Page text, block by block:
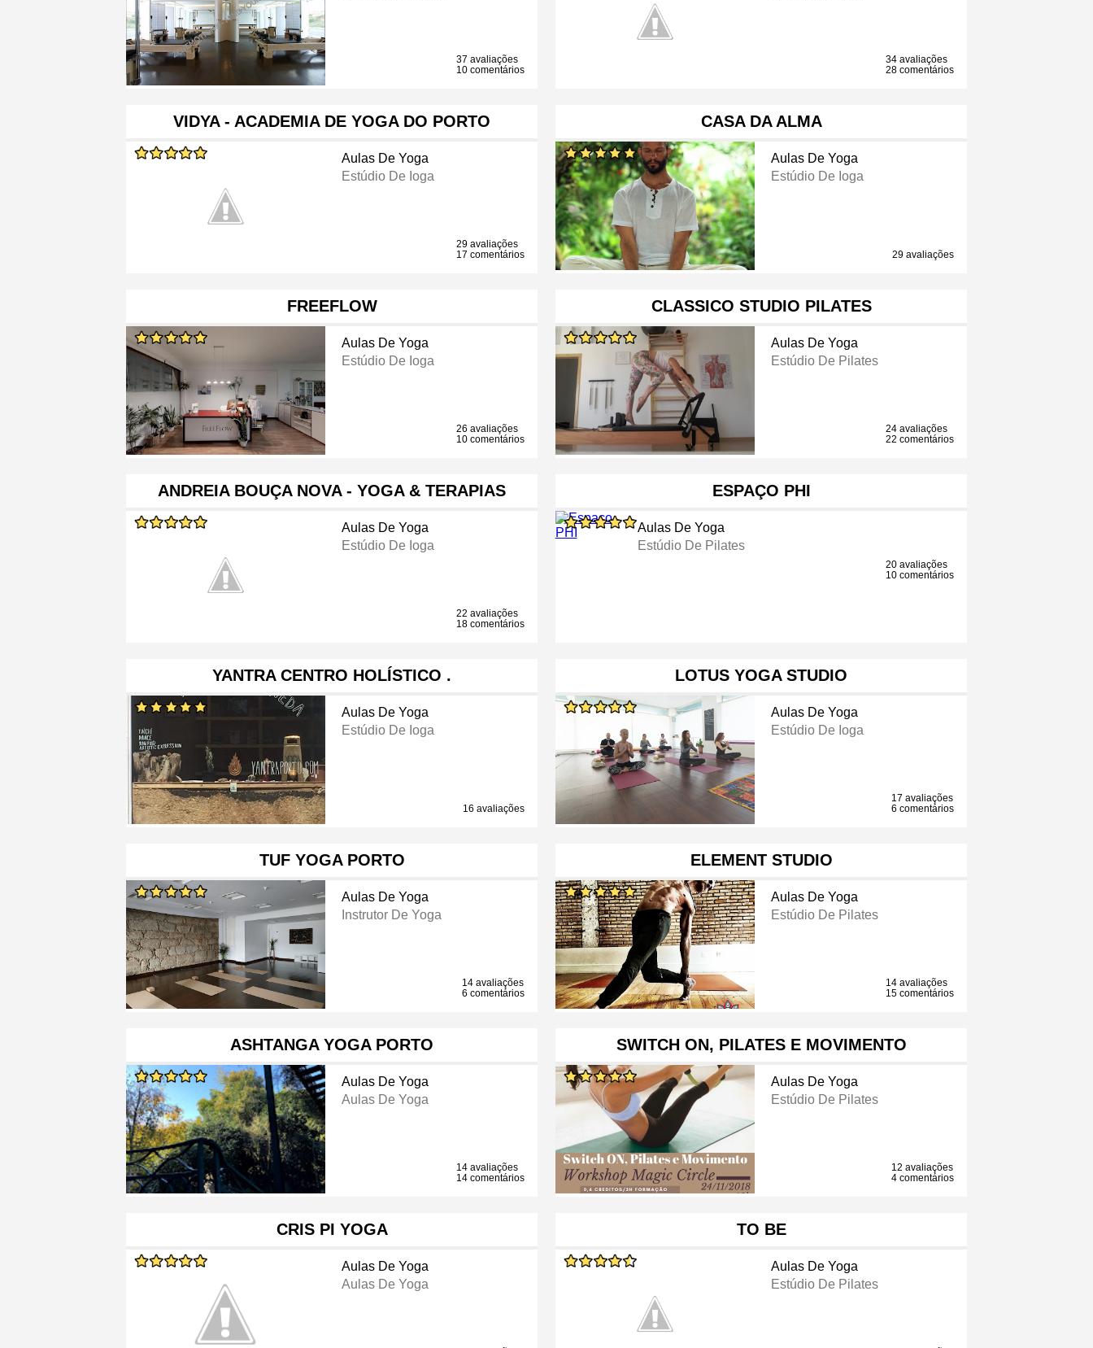
37 avaliações
10 comentários
34 avaliações
28 comentários
VIDYA - ACADEMIA DE YOGA DO PORTO
Aulas De Yoga
Estúdio De Ioga
29 avaliações
17 comentários
CASA DA ALMA
Aulas De Yoga
Estúdio De Ioga
29 avaliações
FREEFLOW
Aulas De Yoga
Estúdio De Ioga
26 avaliações
10 comentários
CLASSICO STUDIO PILATES
Aulas De Yoga
Estúdio De Pilates
24 avaliações
22 comentários
ANDREIA BOUÇA NOVA - YOGA & TERAPIAS
Aulas De Yoga
Estúdio De Ioga
22 avaliações
18 comentários
ESPAÇO PHI
Aulas De Yoga
Estúdio De Pilates
20 avaliações
10 comentários
YANTRA CENTRO HOLÍSTICO .
Aulas De Yoga
Estúdio De Ioga
16 avaliações
LOTUS YOGA STUDIO
Aulas De Yoga
Estúdio De Ioga
17 avaliações
6 comentários
TUF YOGA PORTO
Aulas De Yoga
Instrutor De Yoga
14 avaliações
6 comentários
ELEMENT STUDIO
Aulas De Yoga
Estúdio De Pilates
14 avaliações
15 comentários
ASHTANGA YOGA PORTO
Aulas De Yoga
Aulas De Yoga
14 avaliações
14 comentários
SWITCH ON, PILATES E MOVIMENTO
Aulas De Yoga
Estúdio De Pilates
12 avaliações
4 comentários
CRIS PI YOGA
Aulas De Yoga
Aulas De Yoga
TO BE
Aulas De Yoga
Estúdio De Pilates